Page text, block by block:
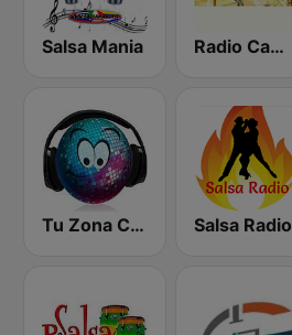
Salsa Mania Radio Campesina Cubana
Tu Zona Cubana Salsa Radio